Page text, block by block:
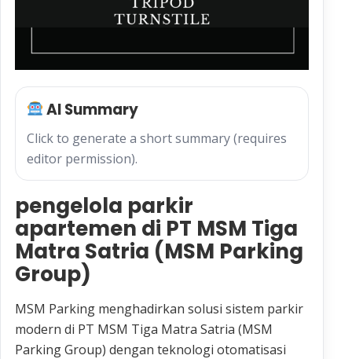
AI Summary
Click to generate a short summary (requires
editor permission).
pengelola parkir
apartemen di PT MSM Tiga
Matra Satria (MSM Parking
Group)
MSM Parking menghadirkan solusi sistem parkir
modern di PT MSM Tiga Matra Satria (MSM
Parking Group) dengan teknologi otomatisasi